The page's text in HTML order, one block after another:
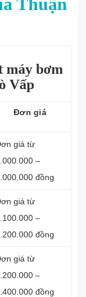
máy bơm
Vấp
Đơn giá
giá từ
–
đồng
giá từ
–
đồng
giá từ
–
đồng